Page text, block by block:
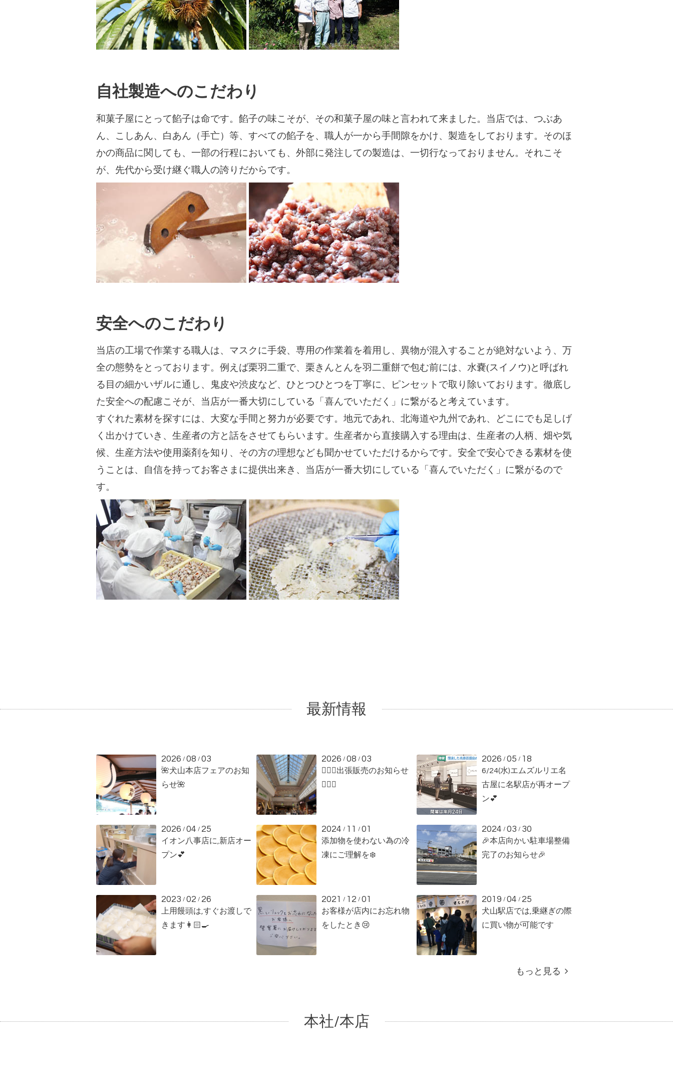
自社製造へのこだわり
和菓子屋にとって餡子は命です。餡子の味こそが、その和菓子屋の味と言われて来ました。当店では、つぶあ
ん、こしあん、白あん（手亡）等、すべての餡子を、職人が一から手間隙をかけ、製造をしております。そのほ
かの商品に関しても、一部の行程においても、外部に発注しての製造は、一切行なっておりません。それこそ
が、先代から受け継ぐ職人の誇りだからです。
安全へのこだわり
当店の工場で作業する職人は、マスクに手袋、専用の作業着を着用し、異物が混入することが絶対ないよう、万
全の態勢をとっております。例えば栗羽二重で、栗きんとんを羽二重餅で包む前には、水嚢(スイノウ)と呼ばれ
る目の細かいザルに通し、鬼皮や渋皮など、ひとつひとつを丁寧に、ピンセットで取り除いております。徹底し
た安全への配慮こそが、当店が一番大切にしている「喜んでいただく」に繋がると考えています。
すぐれた素材を探すには、大変な手間と努力が必要です。地元であれ、北海道や九州であれ、どこにでも足しげ
く出かけていき、生産者の方と話をさせてもらいます。生産者から直接購入する理由は、生産者の人柄、畑や気
候、生産方法や使用薬剤を知り、その方の理想なども聞かせていただけるからです。安全で安心できる素材を使
うことは、自信を持ってお客さまに提供出来き、当店が一番大切にしている「喜んでいただく」に繋がるので
す。
最新情報
2026 / 08 / 03
🌺犬山本店フェアのお知
らせ🌺
2026 / 08 / 03
🏄🏻‍♀️出張販売のお知らせ
🏄🏻‍♀️
2026 / 05 / 18
6/24(水)エムズルリエ名
古屋に名駅店が再オープ
ン💕
2026 / 04 / 25
イオン八事店に,新店オー
プン💕
2024 / 11 / 01
添加物を使わない為の冷
凍にご理解を❄️
2024 / 03 / 30
🎉本店向かい駐車場整備
完了のお知らせ🎉
2023 / 02 / 26
上用饅頭は,すぐお渡しで
きます👩🏻‍🍳
2021 / 12 / 01
お客様が店内にお忘れ物
をしたとき😢
2019 / 04 / 25
犬山駅店では,乗継ぎの際
に買い物が可能です
もっと見る
本社/本店